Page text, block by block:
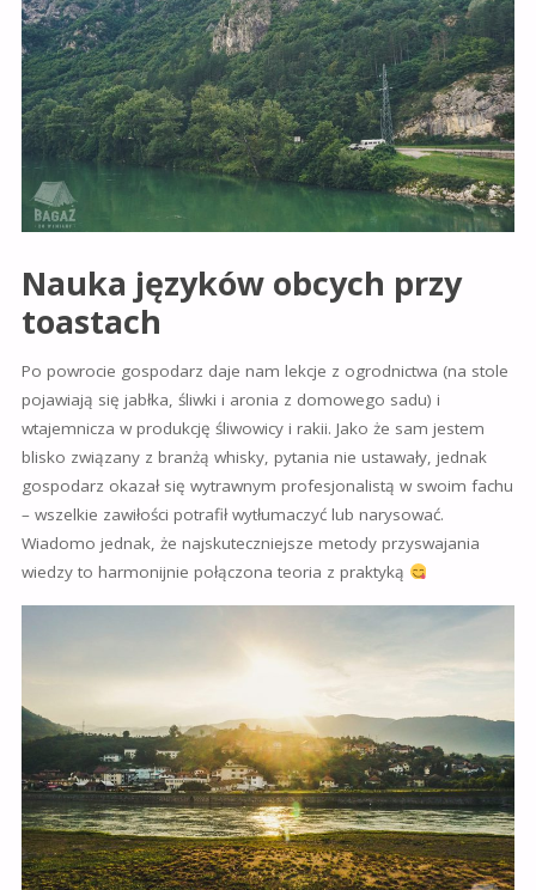
Nauka języków obcych przy
toastach
Po powrocie gospodarz daje nam lekcje z ogrodnictwa (na stole
pojawiają się jabłka, śliwki i aronia z domowego sadu) i
wtajemnicza w produkcję śliwowicy i rakii. Jako że sam jestem
blisko związany z branżą whisky, pytania nie ustawały, jednak
gospodarz okazał się wytrawnym profesjonalistą w swoim fachu
– wszelkie zawiłości potrafił wytłumaczyć lub narysować.
Wiadomo jednak, że najskuteczniejsze metody przyswajania
wiedzy to harmonijnie połączona teoria z praktyką